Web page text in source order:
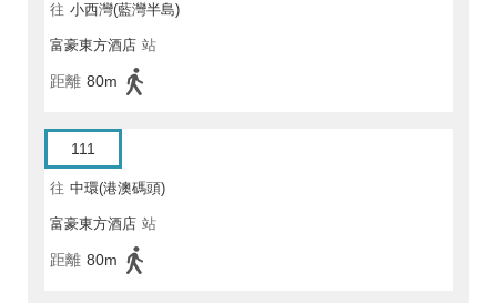
往 小西灣(藍灣半島)
富豪東方酒店 站
距離 80m
111
往 中環(港澳碼頭)
富豪東方酒店 站
距離 80m